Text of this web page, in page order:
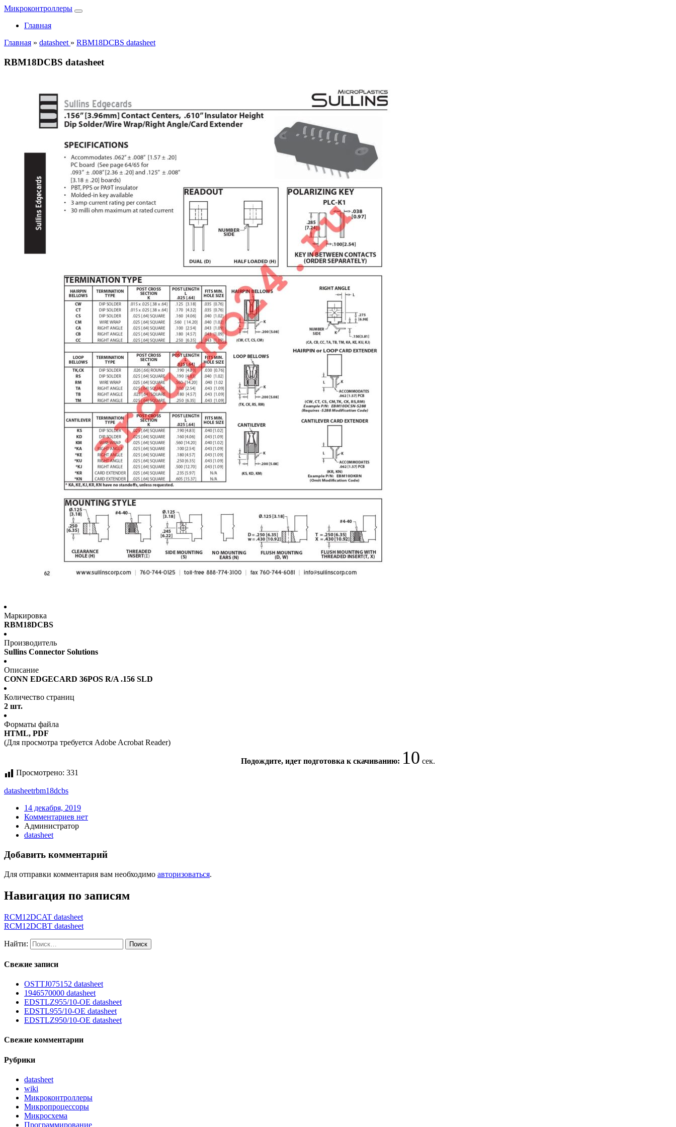
Микроконтроллеры
Главная
Главная » datasheet » RBM18DCBS datasheet
RBM18DCBS datasheet
Маркировка
RBM18DCBS
Производитель
Sullins Connector Solutions
Описание
CONN EDGECARD 36POS R/A .156 SLD
Количество страниц
2 шт.
Форматы файла
HTML, PDF
(Для просмотра требуется Adobe Acrobat Reader)
Подождите, идет подготовка к скачиванию: 10 сек.
Просмотрено: 331
datasheetrbm18dcbs
14 декабря, 2019
Комментариев нет
Администратор
datasheet
Добавить комментарий
Для отправки комментария вам необходимо авторизоваться.
Навигация по записям
RCM12DCAT datasheet
RCM12DCBT datasheet
Найти:
Свежие записи
OSTTJ075152 datasheet
1946570000 datasheet
EDSTLZ955/10-OE datasheet
EDSTL955/10-OE datasheet
EDSTLZ950/10-OE datasheet
Свежие комментарии
Рубрики
datasheet
wiki
Микроконтроллеры
Микропроцессоры
Микросхема
Программирование